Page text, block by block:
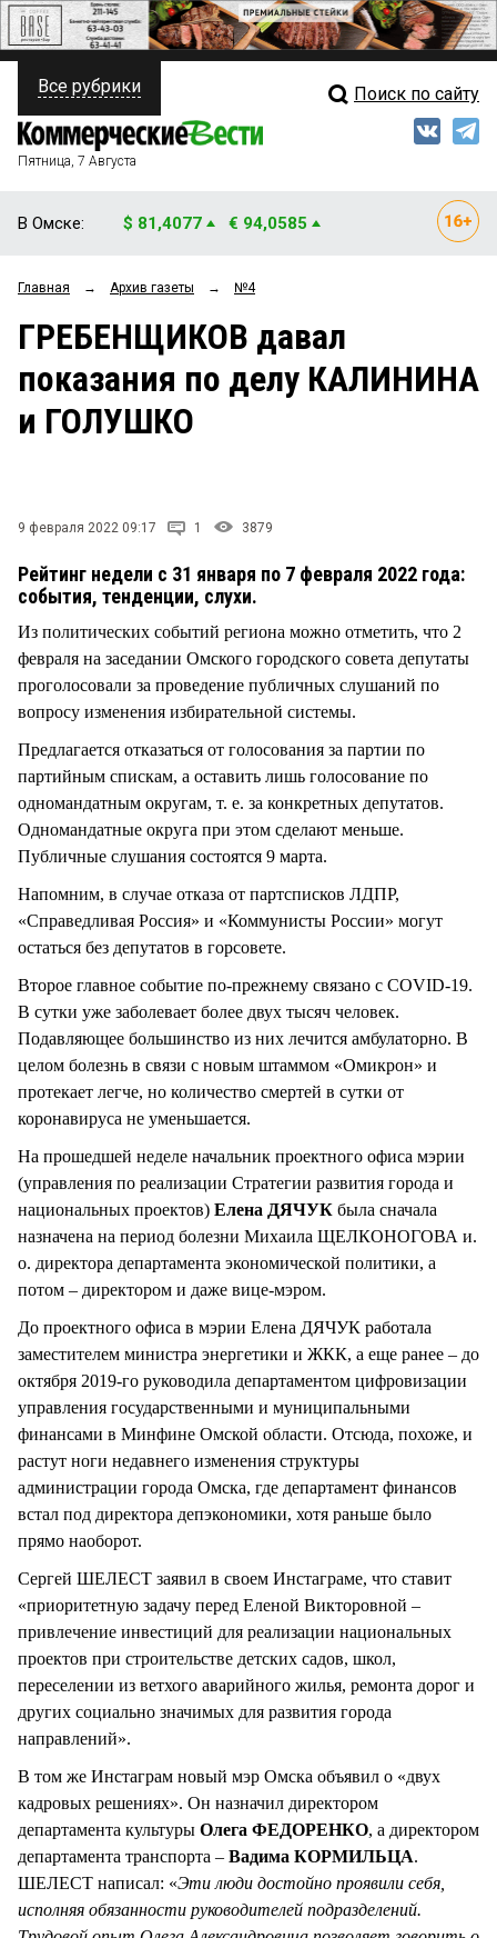
ПОЛИТИКА
ФИНАНСЫ
ОБЩЕСТВО
ЗАКОН
Свежий выпуск
Рейтинги
Блоги
Все рубрики Поиск по сайту
Пятница, 7 Августа
В Омске: $ 81,4077 € 94,0585
Главная → Архив газеты → №4
ГРЕБЕНЩИКОВ давал
показания по делу КАЛИНИНА
и ГОЛУШКО
9 февраля 2022 09:17 1 3879
Рейтинг недели с 31 января по 7 февраля 2022 года:
события, тенденции, слухи.
Из политических событий региона можно отметить, что 2
февраля на заседании Омского городского совета депутаты
проголосовали за проведение публичных слушаний по
вопросу изменения избирательной системы.
Предлагается отказаться от голосования за партии по
партийным спискам, а оставить лишь голосование по
одномандатным округам, т. е. за конкретных депутатов.
Одномандатные округа при этом сделают меньше.
Публичные слушания состоятся 9 марта.
Напомним, в случае отказа от партсписков ЛДПР,
«Справедливая Россия» и «Коммунисты России» могут
остаться без депутатов в горсовете.
Второе главное событие по-прежнему связано с COVID-19.
В сутки уже заболевает более двух тысяч человек.
Подавляющее большинство из них лечится амбулаторно. В
целом болезнь в связи с новым штаммом «Омикрон» и
протекает легче, но количество смертей в сутки от
коронавируса не уменьшается.
На прошедшей неделе начальник проектного офиса мэрии
(управления по реализации Стратегии развития города и
национальных проектов) Елена ДЯЧУК была сначала
назначена на период болезни Михаила ЩЕЛКОНОГОВА и.
о. директора департамента экономической политики, а
потом – директором и даже вице-мэром.
До проектного офиса в мэрии Елена ДЯЧУК работала
заместителем министра энергетики и ЖКК, а еще ранее – до
октября 2019-го руководила департаментом цифровизации
управления государственными и муниципальными
финансами в Минфине Омской области. Отсюда, похоже, и
растут ноги недавнего изменения структуры
администрации города Омска, где департамент финансов
встал под директора депэкономики, хотя раньше было
прямо наоборот.
Сергей ШЕЛЕСТ заявил в своем Инстаграме, что ставит
«приоритетную задачу перед Еленой Викторовной –
привлечение инвестиций для реализации национальных
проектов при строительстве детских садов, школ,
переселении из ветхого аварийного жилья, ремонта дорог и
других социально значимых для развития города
направлений».
В том же Инстаграм новый мэр Омска объявил о «двух
кадровых решениях». Он назначил директором
департамента культуры Олега ФЕДОРЕНКО, а директором
департамента транспорта – Вадима КОРМИЛЬЦА.
ШЕЛЕСТ написал: «Эти люди достойно проявили себя,
исполняя обязанности руководителей подразделений.